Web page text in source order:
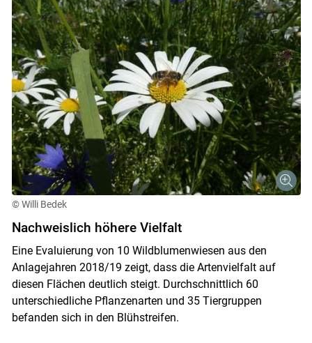
© Willi Bedek
Nachweislich höhere Vielfalt
Eine Evaluierung von 10 Wildblumenwiesen aus den
Anlagejahren 2018/19 zeigt, dass die Artenvielfalt auf
diesen Flächen deutlich steigt. Durchschnittlich 60
unterschiedliche Pflanzenarten und 35 Tiergruppen
befanden sich in den Blühstreifen.